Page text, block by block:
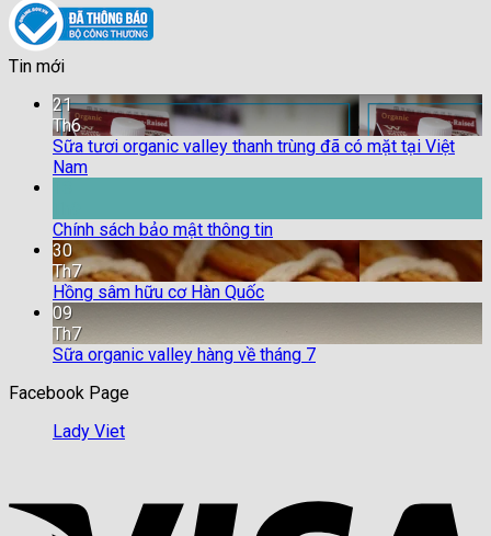
Tin mới
21
Th6
Sữa tươi organic valley thanh trùng đã có mặt tại Việt
Nam
Chính sách bảo mật thông tin
30
Th7
Hồng sâm hữu cơ Hàn Quốc
09
Th7
Sữa organic valley hàng về tháng 7
Facebook Page
Lady Viet